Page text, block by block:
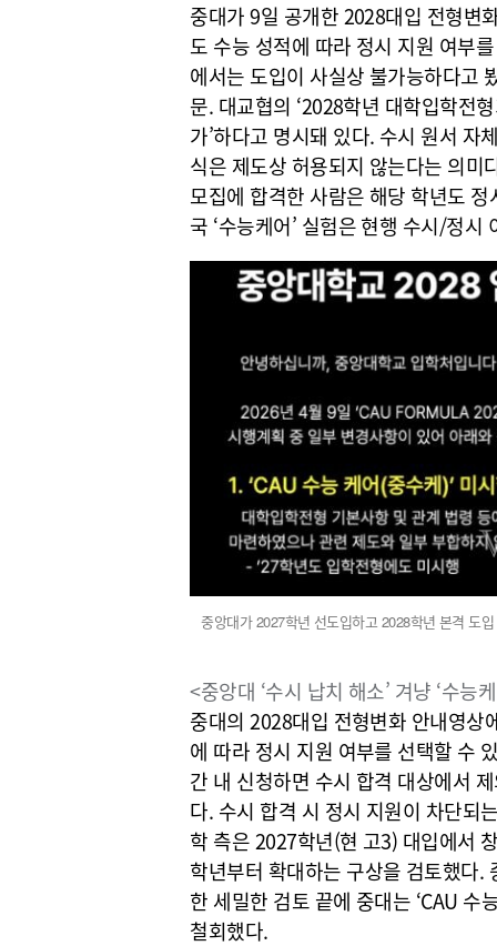
중대가 9일 공개한 2028대입 전형변
도 수능 성적에 따라 정시 지원 여부
에서는 도입이 사실상 불가능하다고
문. 대교협의 ‘2028학년 대학입학전
가’하다고 명시돼 있다. 수시 원서 자
식은 제도상 허용되지 않는다는 의미
모집에 합격한 사람은 해당 학년도
국 ‘수능케어’ 실험은 현행 수시/정
중앙대가 2027학년 선도입하고 2028학년 본격 도
<중앙대 ‘수시 납치 해소’ 겨냥 ‘수능
중대의 2028대입 전형변화 안내영상
에 따라 정시 지원 여부를 선택할 수
간 내 신청하면 수시 합격 대상에서
다. 수시 합격 시 정시 지원이 차단되
학 측은 2027학년(현 고3) 대입에서
학년부터 확대하는 구상을 검토했다.
한 세밀한 검토 끝에 중대는 ‘CAU 수
철회했다.